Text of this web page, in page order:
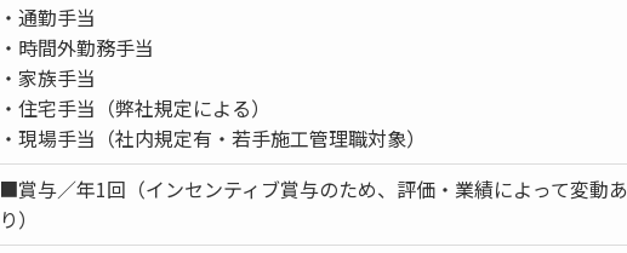
・通勤手当
・時間外勤務手当
・家族手当
・住宅手当（弊社規定による）
・現場手当（社内規定有・若手施工管理職対象）
■賞与／年1回（インセンティブ賞与のため、評価・業績によって変動あ
り）